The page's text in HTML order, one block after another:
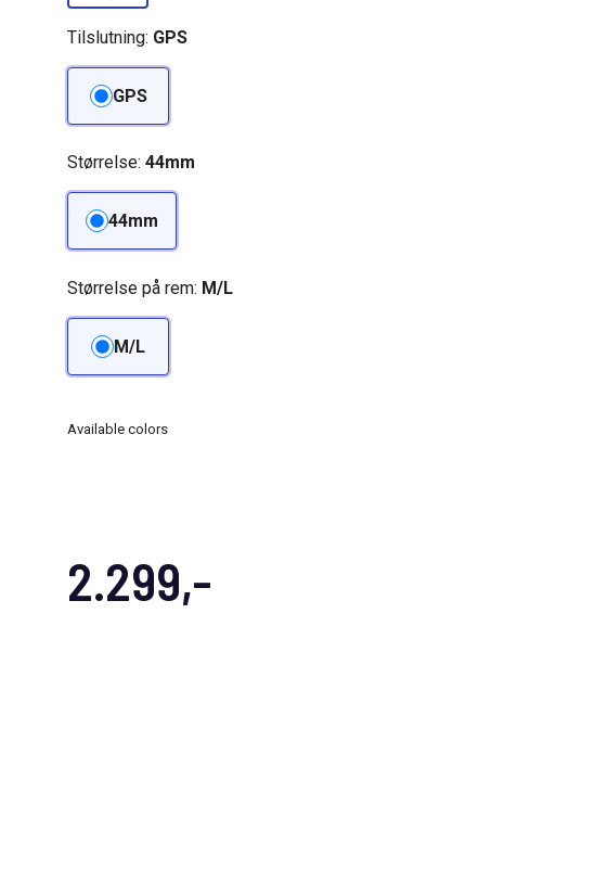
2.299,-
Tilslutning: GPS
GPS
Størrelse: 44mm
44mm
Størrelse på rem: M/L
M/L
Available colors